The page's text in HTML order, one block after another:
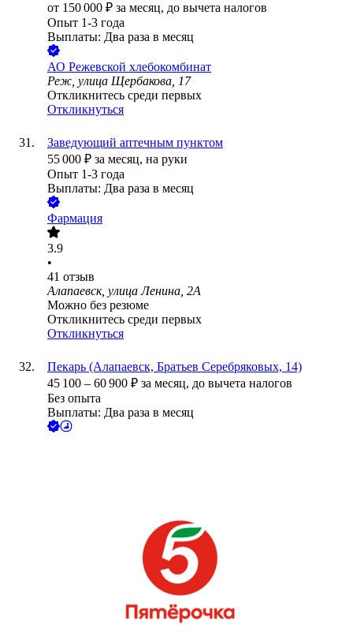
от 150 000 ₽ за месяц, до вычета налогов
Опыт 1-3 года
Выплаты: Два раза в месяц
АО Режевской хлебокомбинат
Реж, улица Щербакова, 17
Откликнитесь среди первых
Откликнуться
Заведующий аптечным пунктом
55 000 ₽ за месяц, на руки
Опыт 1-3 года
Выплаты: Два раза в месяц
Фармация
3.9
•
41 отзыв
Алапаевск, улица Ленина, 2А
Можно без резюме
Откликнитесь среди первых
Откликнуться
Пекарь (Алапаевск, Братьев Серебряковых, 14)
45 100 – 60 900 ₽ за месяц, до вычета налогов
Без опыта
Выплаты: Два раза в месяц